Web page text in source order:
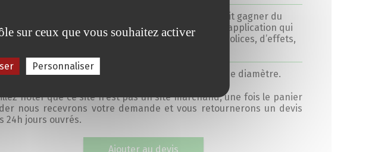
L’impression en un clic vous fait gagner du
temps et des efforts grâce à l’application qui
vous propose une variété de polices, d’effets,
étiquettes: 80*50 – 60*45 – ronde 50mm de diamètre.
noter que ce site n’est pas un site marchand, une fois le panier
nous recevrons votre demande et vous retournerons un devis
24h jours ouvrés.
Ajouter au devis
sur ceux que vous souhaitez activer
Personnaliser